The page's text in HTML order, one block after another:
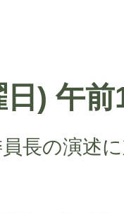
) 午前
長の演述